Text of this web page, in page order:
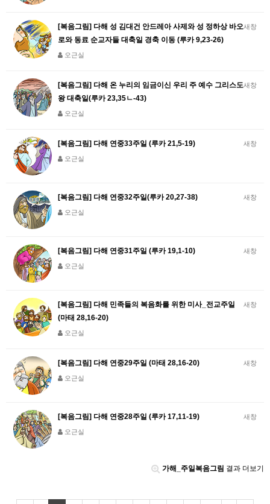
새창
[복음그림] 다해 성 김대건 안드레아 사제와 성 정하상 바오
로와 동료 순교자들 대축일 경축 이동 (루카 9,23-26)
오근실
새창
[복음그림] 다해 온 누리의 임금이신 우리 주 예수 그리스도
왕 대축일(루카 23,35ㄴ-43)
오근실
새창
[복음그림] 다해 연중33주일 (루카 21,5-19)
오근실
새창
[복음그림] 다해 연중32주일(루카 20,27-38)
오근실
새창
[복음그림] 다해 연중31주일 (루카 19,1-10)
오근실
새창
[복음그림] 다해 민족들의 복음화를 위한 미사_전교주일
(마태 28,16-20)
오근실
새창
[복음그림] 다해 연중29주일 (마태 28,16-20)
오근실
새창
[복음그림] 다해 연중28주일 (루카 17,11-19)
오근실
가해_주일복음그림 결과 더보기